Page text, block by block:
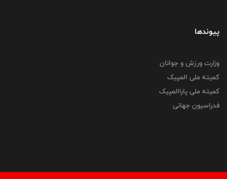
پیوندها
وزارت ورزش و جوانان
کمیته ملی المپیک
کمیته ملی پاراالمپیک
فدراسیون جهانی